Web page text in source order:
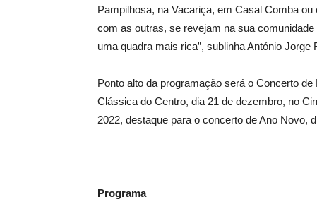
Pampilhosa, na Vacariça, em Casal Comba
com as outras, se revejam na sua
uma quadra mais rica”, sublinha António
Ponto alto da programação será o Concerto
Clássica do Centro, dia 21 de dezembro, no
2022, destaque para o concerto de Ano Novo,
Programa